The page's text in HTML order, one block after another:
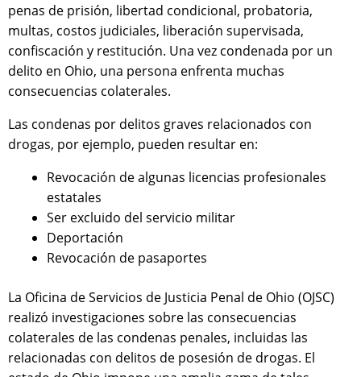
penas de prisión, libertad condicional, probatoria,
multas, costos judiciales, liberación supervisada,
confiscación y restitución. Una vez condenada por un
delito en Ohio, una persona enfrenta muchas
consecuencias colaterales.
Las condenas por delitos graves relacionados con
drogas, por ejemplo, pueden resultar en:
Revocación de algunas licencias profesionales
estatales
Ser excluido del servicio militar
Deportación
Revocación de pasaportes
La Oficina de Servicios de Justicia Penal de Ohio (OJSC)
realizó investigaciones sobre las consecuencias
colaterales de las condenas penales, incluidas las
relacionadas con delitos de posesión de drogas. El